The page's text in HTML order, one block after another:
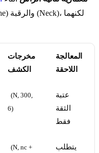
مخرجات
الكشف
المعالجة
اللاحقة
(N, 300,
6)
عتبة
الثقة
فقط
(N, nc +
يتطلب